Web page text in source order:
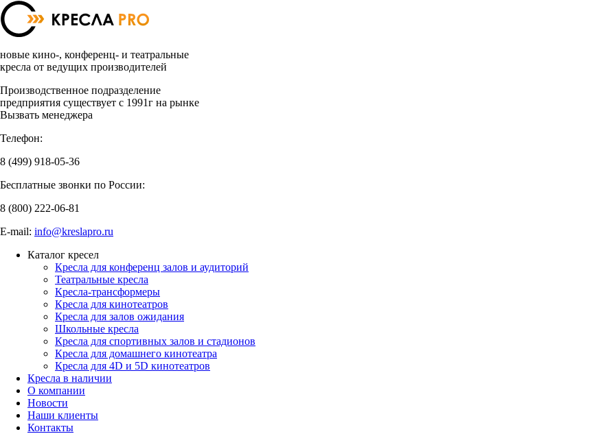
новые кино-, конференц- и театральные
кресла от ведущих производителей
Производственное подразделение
предприятия существует с 1991г на рынке
Вызвать менеджера
Телефон:
8 (499) 918-05-36
Бесплатные звонки по России:
8 (800) 222-06-81
E-mail: info@kreslapro.ru
Каталог кресел
Кресла для конференц залов и аудиторий
Театральные кресла
Кресла-трансформеры
Кресла для кинотеатров
Кресла для залов ожидания
Школьные кресла
Кресла для спортивных залов и стадионов
Кресла для домашнего кинотеатра
Кресла для 4D и 5D кинотеатров
Кресла в наличии
О компании
Новости
Наши клиенты
Контакты